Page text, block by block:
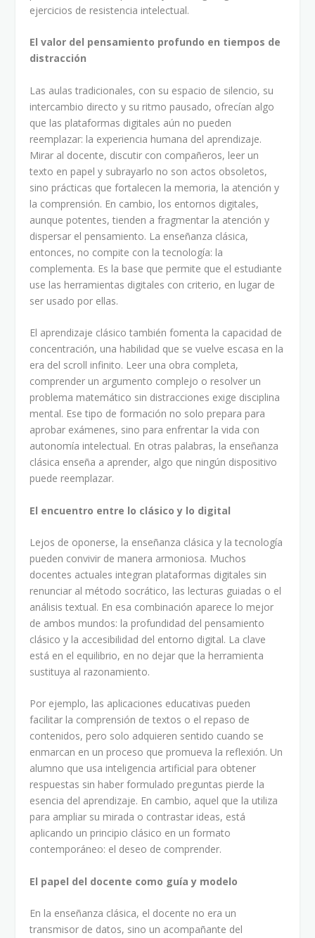
ejercicios de resistencia intelectual.
El valor del pensamiento profundo en tiempos de
distracción
Las aulas tradicionales, con su espacio de silencio, su
intercambio directo y su ritmo pausado, ofrecían algo
que las plataformas digitales aún no pueden
reemplazar: la experiencia humana del aprendizaje.
Mirar al docente, discutir con compañeros, leer un
texto en papel y subrayarlo no son actos obsoletos,
sino prácticas que fortalecen la memoria, la atención y
la comprensión. En cambio, los entornos digitales,
aunque potentes, tienden a fragmentar la atención y
dispersar el pensamiento. La enseñanza clásica,
entonces, no compite con la tecnología: la
complementa. Es la base que permite que el estudiante
use las herramientas digitales con criterio, en lugar de
ser usado por ellas.
El aprendizaje clásico también fomenta la capacidad de
concentración, una habilidad que se vuelve escasa en la
era del scroll infinito. Leer una obra completa,
comprender un argumento complejo o resolver un
problema matemático sin distracciones exige disciplina
mental. Ese tipo de formación no solo prepara para
aprobar exámenes, sino para enfrentar la vida con
autonomía intelectual. En otras palabras, la enseñanza
clásica enseña a aprender, algo que ningún dispositivo
puede reemplazar.
El encuentro entre lo clásico y lo digital
Lejos de oponerse, la enseñanza clásica y la tecnología
pueden convivir de manera armoniosa. Muchos
docentes actuales integran plataformas digitales sin
renunciar al método socrático, las lecturas guiadas o el
análisis textual. En esa combinación aparece lo mejor
de ambos mundos: la profundidad del pensamiento
clásico y la accesibilidad del entorno digital. La clave
está en el equilibrio, en no dejar que la herramienta
sustituya al razonamiento.
Por ejemplo, las aplicaciones educativas pueden
facilitar la comprensión de textos o el repaso de
contenidos, pero solo adquieren sentido cuando se
enmarcan en un proceso que promueva la reflexión. Un
alumno que usa inteligencia artificial para obtener
respuestas sin haber formulado preguntas pierde la
esencia del aprendizaje. En cambio, aquel que la utiliza
para ampliar su mirada o contrastar ideas, está
aplicando un principio clásico en un formato
contemporáneo: el deseo de comprender.
El papel del docente como guía y modelo
En la enseñanza clásica, el docente no era un
transmisor de datos, sino un acompañante del